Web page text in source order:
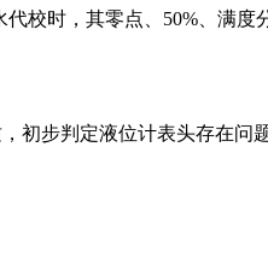
校时，其零点、50%、满度
初步判定液位计表头存在问题